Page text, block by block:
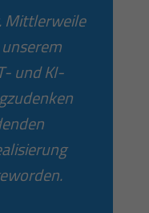
Mittlerweile
und KI-